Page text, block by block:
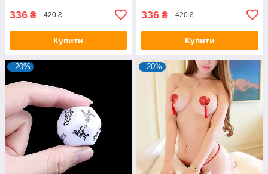
336 ₴ 420 ₴
Купити
336 ₴ 420 ₴
Купити
–20% –20%